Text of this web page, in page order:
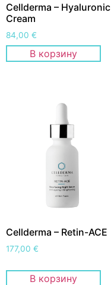
Cellderma – Hyaluronic
Cream
84,00 €
В корзину
Cellderma – Retin-ACE
177,00 €
В корзину